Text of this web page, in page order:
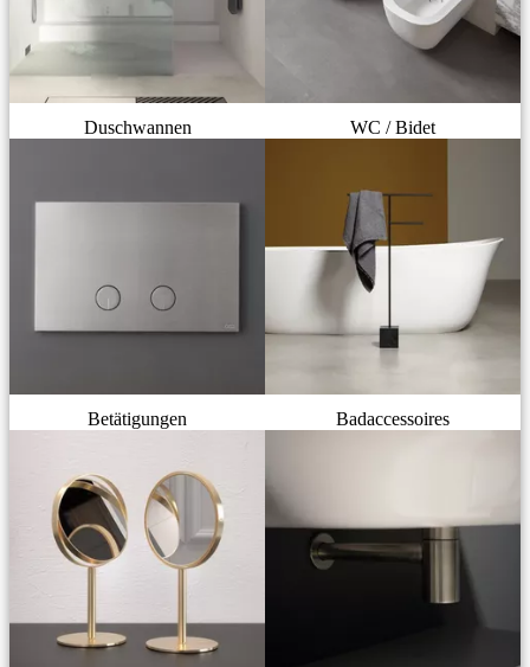
Duschwannen WC / Bidet
Betätigungen Badaccessoires